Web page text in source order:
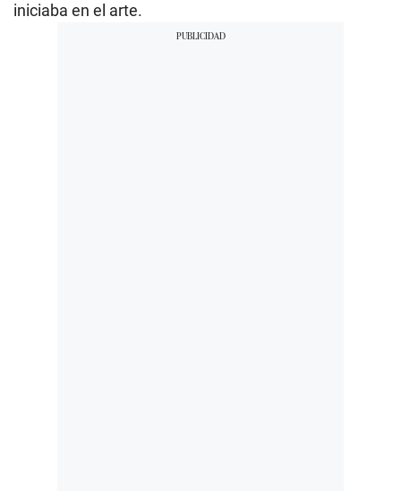
iniciaba en el arte.